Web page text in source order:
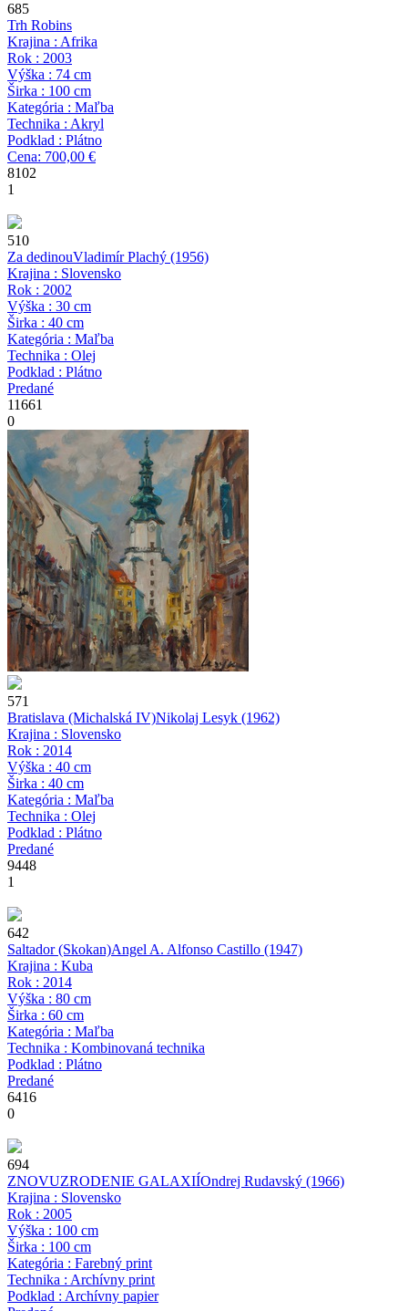
685
Trh Robins
Krajina : Afrika
Rok : 2003
Výška : 74 cm
Širka : 100 cm
Kategória : Maľba
Technika : Akryl
Podklad : Plátno
Cena: 700,00 €
8102
1
510
Za dedinouVladimír Plachý (1956)
Krajina : Slovensko
Rok : 2002
Výška : 30 cm
Širka : 40 cm
Kategória : Maľba
Technika : Olej
Podklad : Plátno
Predané
11661
0
571
Bratislava (Michalská IV)Nikolaj Lesyk (1962)
Krajina : Slovensko
Rok : 2014
Výška : 40 cm
Širka : 40 cm
Kategória : Maľba
Technika : Olej
Podklad : Plátno
Predané
9448
1
642
Saltador (Skokan)Angel A. Alfonso Castillo (1947)
Krajina : Kuba
Rok : 2014
Výška : 80 cm
Širka : 60 cm
Kategória : Maľba
Technika : Kombinovaná technika
Podklad : Plátno
Predané
6416
0
694
ZNOVUZRODENIE GALAXIÍOndrej Rudavský (1966)
Krajina : Slovensko
Rok : 2005
Výška : 100 cm
Širka : 100 cm
Kategória : Farebný print
Technika : Archívny print
Podklad : Archívny papier